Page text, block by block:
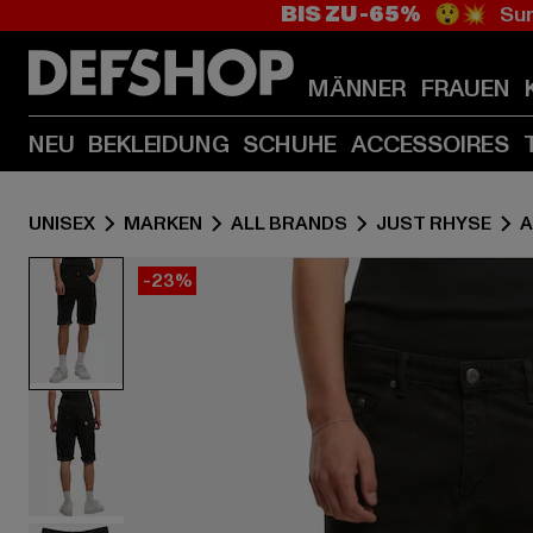
BIS ZU -65% 😲💥
MÄNNER FRAUEN
NEU BEKLEIDUNG SCHUHE ACCESSOIRES
UNISEX MARKEN ALL BRANDS JUST RHYSE
-23%